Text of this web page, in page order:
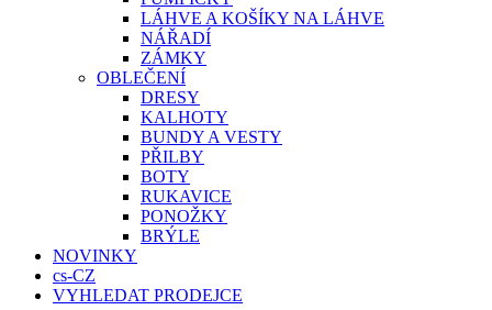
LÁHVE A KOŠÍKY NA LÁHVE
NÁŘADÍ
ZÁMKY
OBLEČENÍ
DRESY
KALHOTY
BUNDY A VESTY
PŘILBY
BOTY
RUKAVICE
PONOŽKY
BRÝLE
NOVINKY
cs-CZ
VYHLEDAT PRODEJCE